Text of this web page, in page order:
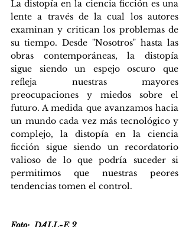
La distopía en la ciencia ficción es una
lente a través de la cual los autores
examinan y critican los problemas de
su tiempo. Desde "Nosotros" hasta las
obras contemporáneas, la distopía
sigue siendo un espejo oscuro que
refleja nuestras mayores
preocupaciones y miedos sobre el
futuro. A medida que avanzamos hacia
un mundo cada vez más tecnológico y
complejo, la distopía en la ciencia
ficción sigue siendo un recordatorio
valioso de lo que podría suceder si
permitimos que nuestras peores
tendencias tomen el control.